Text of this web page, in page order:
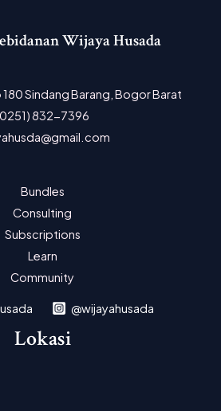
Wijaya Husada
180 Sindang Barang, Bogor Barat
832-7396
Bundles
Consulting
Subscriptions
Learn
Community
@wijayahusada
Lokasi